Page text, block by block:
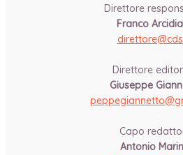
Direttore
Franco
Direttore
Giuseppe
Capo
Antonio